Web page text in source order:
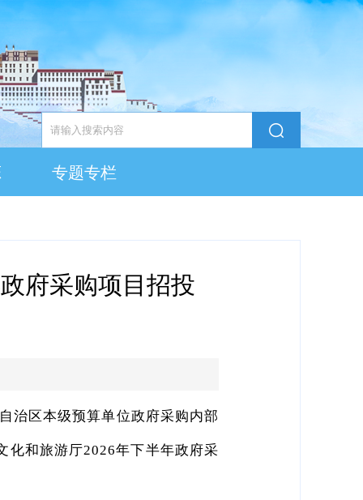
专题专栏
府采购项目招投
治区本级预算单位政府采购内部
化和旅游厅2026年下半年政府采